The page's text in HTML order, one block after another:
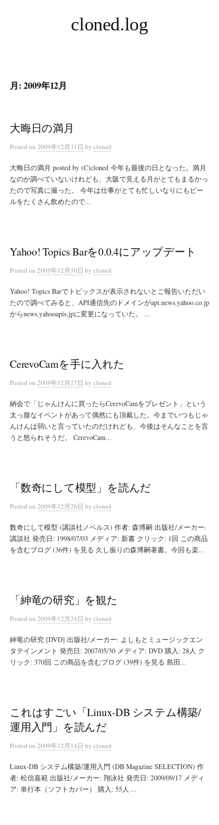
ス
プ
cloned.log
月:2009年12月
大晦日の満月
Posted on 2009年12月31日 by cloned
大晦日の満月 posted by (C)cloned 今年も最後の日となった。満月
なのか調べていないけれども、大阪で見える月がとてもまるかっ
たので写真に撮った。 今年は仕事がとても忙しいなりにもビー
ルをたくさん飲めたので...
Yahoo! Topics Barを0.0.4にアップデート
Posted on 2009年12月30日 by cloned
Yahoo! Topics Barでトピックスが表示されないとご報告いただい
たので調べてみると、API通信先のドメインがapi.news.yahoo.co.jp
からnews.yahooapis.jpに変更になっていた。 ...
CerevoCamを手に入れた
Posted on 2009年12月27日 by cloned
納会で「じゃんけんに買ったらCerevoCamをプレゼント」という
太っ腹なイベントがあって偶然にも頂戴した。今までいつもじゃ
んけんは弱いと言っていたのだけれども、今後はそんなことを言
うと怒られそうだ。 CerevoCam...
「数奇にして模型」を読んだ
Posted on 2009年12月26日 by cloned
数奇にして模型 (講談社ノベルス) 作者: 森博嗣 出版社/メーカー:
講談社 発売日: 1998/07/03 メディア: 新書 クリック: 1回 この商品
を含むブログ (36件) を見る 久し振りの森博嗣著書。今回も楽...
「紳竜の研究」を観た
Posted on 2009年12月24日 by cloned
紳竜の研究 [DVD] 出版社/メーカー: よしもとミュージックエン
タテインメント 発売日: 2007/05/30 メディア: DVD 購入: 28人 ク
リック: 370回 この商品を含むブログ (39件) を見る 島田...
これはすごい「Linux-DB システム構築/
運用入門」を読んだ
Posted on 2009年12月14日 by cloned
Linux-DB システム構築/運用入門 (DB Magazine SELECTION) 作
者: 松信嘉範 出版社/メーカー: 翔泳社 発売日: 2009/09/17 メディ
ア: 単行本（ソフトカバー） 購入: 55人 ...